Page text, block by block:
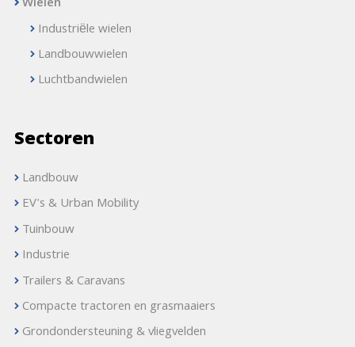
Industriële wielen
Landbouwwielen
Luchtbandwielen
Sectoren
Landbouw
EV's & Urban Mobility
Tuinbouw
Industrie
Trailers & Caravans
Compacte tractoren en grasmaaiers
Grondondersteuning & vliegvelden